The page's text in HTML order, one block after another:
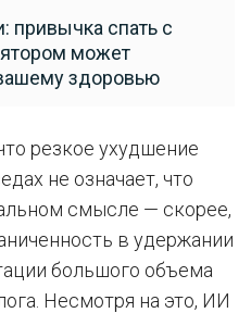
привычка спать с
может
здоровью
резкое ухудшение
не означает, что
смысле — скорее,
в удержании
большого объема
Несмотря на это, ИИ